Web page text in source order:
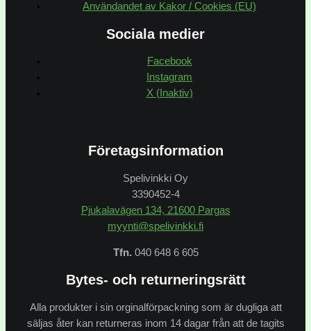
Användandet av Kakor / Cookies (EU)
Sociala medier
Facebook
Instagram
X (Inaktiv)
Företagsinformation
Spelivinkki Oy
3390452-4
Pjukalavägen 134, 21600 Pargas
myynti@spelivinkki.fi
Tfn. 040 648 6 605
Bytes- och returneringsrätt
Alla produkter i sin orginalförpackning som är dugliga att
säljas åter kan returneras inom 14 dagar från att de tagits